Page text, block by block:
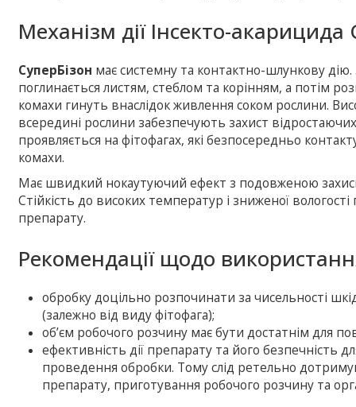
Механізм дії Інсекто-акарицида
СуперБізон має системну та контактно-шлункову
поглинається листям, стеблом та корінням, а потім
комахи гинуть внаслідок живлення соком рослини.
всередині рослини забезпечують захист
проявляється на фітофагах, які безпосередньо
комахи.
Має швидкий нокаутуючий ефект з подовженою
Стійкість до високих температур і зниженої
препарату.
Рекомендації щодо
обробку доцільно розпочинати за чисельності
(залежно від виду фітофага);
об’єм робочого розчину має бути достатнім для
ефективність дії препарату та його безпечність
проведення обробки. Тому слід ретельно
препарату, приготування робочого розчину та